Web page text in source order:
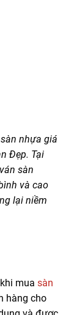
nhựa giá
Đẹp. Tại
sàn
và cao
lại niềm
mua sàn
hàng cho